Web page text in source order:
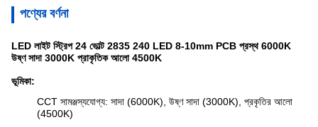
পণ্যের বর্ণনা
LED লাইট স্ট্রিপ 24 ভোল্ট 2835 240 LED 8-10mm PCB প্রস্থ 6000K
উষ্ণ সাদা 3000K প্রাকৃতিক আলো 4500K
ভূমিকা:
CCT সামঞ্জস্যযোগ্য: সাদা (6000K), উষ্ণ সাদা (3000K), প্রকৃতির আলো
(4500K)